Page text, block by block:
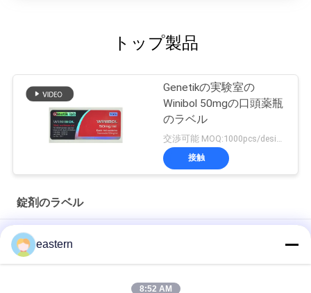
トップ製品
Genetikの実験室の
Winibol 50mgの口頭薬瓶
のラベル
接触
錠剤のラベル
シアリス タダラフィル 100mg 経口用ラベル
SS-31 強い粘着剤 ペンチド 錠剤 錠剤
eastern
8:52 AM